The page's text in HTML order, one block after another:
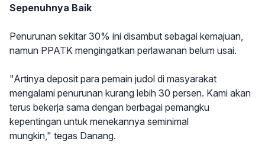
Sepenuhnya Baik
Penurunan sekitar 30% ini disambut sebagai kemajuan,
namun PPATK mengingatkan perlawanan belum usai.
"Artinya deposit para pemain judol di masyarakat
mengalami penurunan kurang lebih 30 persen. Kami akan
terus bekerja sama dengan berbagai pemangku
kepentingan untuk menekannya seminimal
mungkin," tegas Danang.